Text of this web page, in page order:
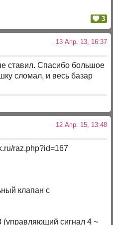
3
13 Апр. 13, 16:37
ставил. Спасибо большое
сломал, и весь базар
12 Апр. 15, 13:48
raz.php?id=167
клапан с
сигнал 4 ~